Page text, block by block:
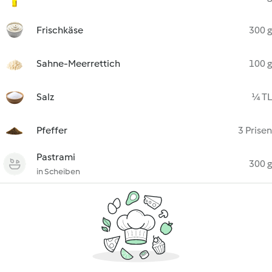
Frischkäse 300 g
Sahne-Meerrettich 100 g
Salz ¼ TL
Pfeffer 3 Prisen
Pastrami
in Scheiben
300 g